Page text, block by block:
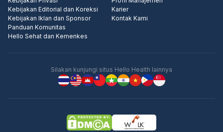
Kebijakan Editorial dan Koreksi
Kebijakan Iklan dan Sponsor
Panduan Komunitas
Hello Sehat dan Kemenkes
Karier
Kontak Kami
Silakan kunjungi situs Hello Health lainnya